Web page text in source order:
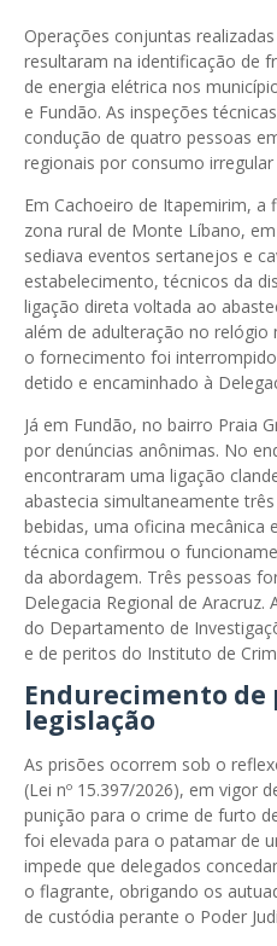
Operações conjuntas
resultaram na identificação de
de energia elétrica nos
e Fundão. As inspeções
condução de quatro pessoas
regionais por consumo irregular
Em Cachoeiro de Itapemirim, a
zona rural de Monte Líbano,
sediava eventos sertanejos e
estabelecimento, técnicos da
ligação direta voltada ao
além de adulteração no
o fornecimento foi
detido e encaminhado à
Já em Fundão, no bairro Praia
por denúncias anônimas. No
encontraram uma ligação
abastecia simultaneamente
bebidas, uma oficina mecânica
técnica confirmou o
da abordagem. Três pessoas
Delegacia Regional de
do Departamento de
e de peritos do Instituto de
Endurecimento de
legislação
As prisões ocorrem sob o
(Lei nº 15.397/2026), em vigor
punição para o crime de furto
foi elevada para o patamar de
impede que delegados
o flagrante, obrigando os
de custódia perante o Poder